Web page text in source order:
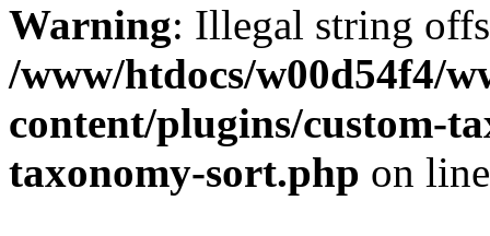
Warning: Illegal string
/www/htdocs/w00d54f4/
content/plugins/custom-
taxonomy-sort.php on